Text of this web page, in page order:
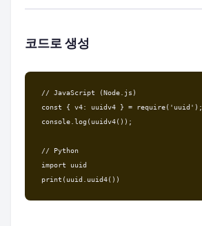
코드로 생성
// JavaScript (Node.js)
const { v4: uuidv4 } = require('uuid');
console.log(uuidv4());
// Python
import uuid
print(uuid.uuid4())